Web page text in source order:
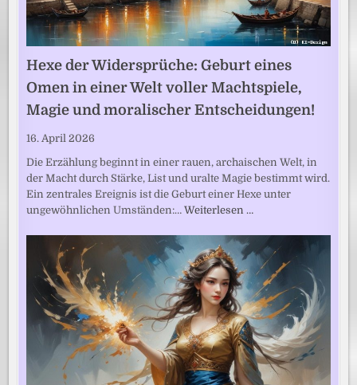
Hexe der Widersprüche: Geburt eines
Omen in einer Welt voller Machtspiele,
Magie und moralischer Entscheidungen!
16. April 2026
Die Erzählung beginnt in einer rauen, archaischen Welt, in
der Macht durch Stärke, List und uralte Magie bestimmt wird.
Ein zentrales Ereignis ist die Geburt einer Hexe unter
ungewöhnlichen Umständen:…Weiterlesen …